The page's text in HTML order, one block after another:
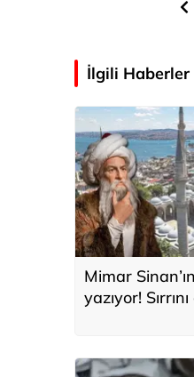
İlgili Haberler
Mimar
yazıyor!